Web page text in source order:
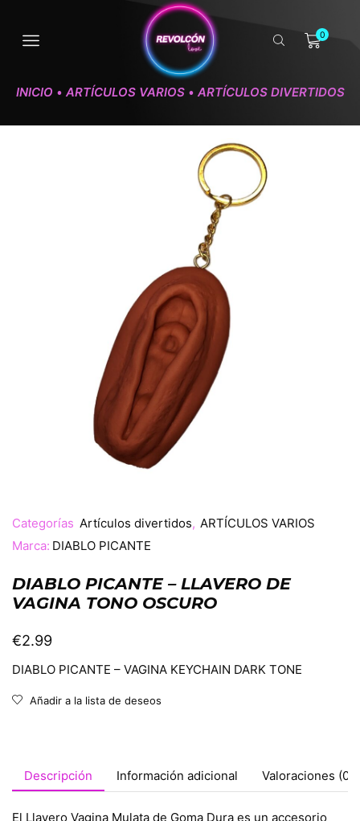
0
INICIO • ARTÍCULOS VARIOS • ARTÍCULOS DIVERTIDOS
Categorías Artículos divertidos, ARTÍCULOS VARIOS
Marca: DIABLO PICANTE
DIABLO PICANTE – LLAVERO DE
VAGINA TONO OSCURO
€2.99
DIABLO PICANTE – VAGINA KEYCHAIN DARK TONE
Añadir a la lista de deseos
Descripción Información adicional Valoraciones (0)
El Llavero Vagina Mulata de Goma Dura es un accesorio